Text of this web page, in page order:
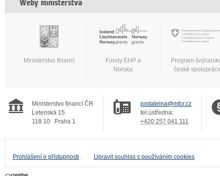
Weby ministerstva
Ministerstvo financí
Fondy EHP a
Norska
Program
české
Ministerstvo financí ČR
Letenská 15
118 10
Praha 1
podatelna@mfcr.cz
tel.ústředna:
+420 257 041 111
Prohlášení o přístupnosti Upravit souhlas s používáním cookies